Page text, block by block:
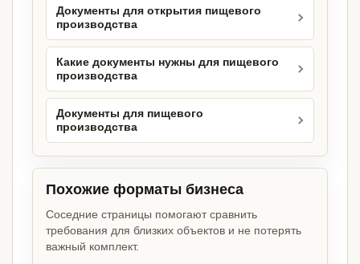
Документы для открытия пищевого
производства
Какие документы нужны для пищевого
производства
Документы для пищевого
производства
Похожие форматы бизнеса
Соседние страницы помогают сравнить
требования для близких объектов и не потерять
важный комплект.